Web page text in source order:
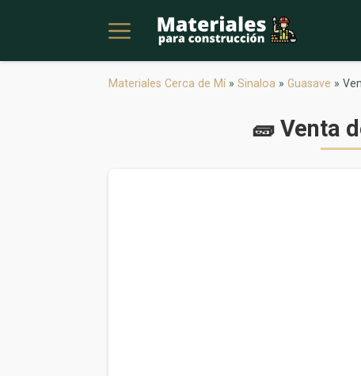
Materiales Cerca de Mí» Sinaloa » Guasave »
🧱 Venta